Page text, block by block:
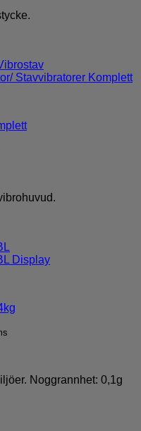
kr.
Noggrannhet: 0,1g